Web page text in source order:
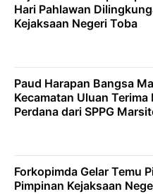
Hari Pahlawan
Kejaksaan Negeri Toba
Paud Harapan Bangsa
Kecamatan Uluan Terima
Perdana dari SPPG
Forkopimda Gelar Temu
Pimpinan Kejaksaan